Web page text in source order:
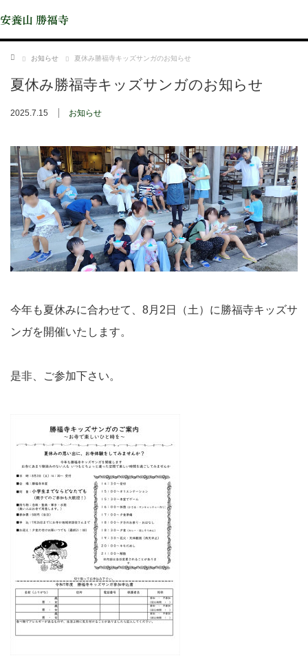
安養山 勝福寺
ホーム お知らせ 夏休み勝福寺キッズサンガのお知らせ
夏休み勝福寺キッズサンガのお知らせ
2025.7.15 お知らせ
今年も夏休みに合わせて、8月2日（土）に勝福寺キッズサ
ンガを開催いたします。
是非、ご参加下さい。